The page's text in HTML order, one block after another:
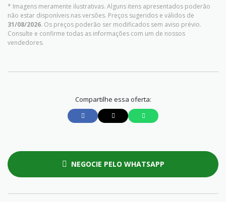
* Imagens meramente ilustrativas. Alguns itens apresentados poderão
não estar disponíveis nas versões. Preços sugeridos e válidos de
31/08/2026. Os preços poderão ser modificados sem aviso prévio.
Consulte e confirme todas as informações com um de nossos
vendedores.
Compartilhe essa oferta:
NEGOCIE PELO WHATSAPP